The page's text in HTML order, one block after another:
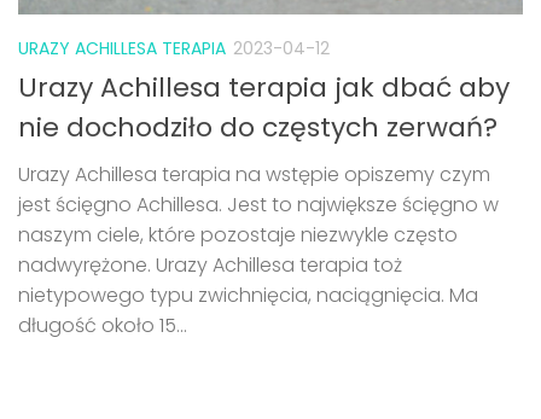
URAZY ACHILLESA TERAPIA 2023-04-12
Urazy Achillesa terapia jak dbać aby
nie dochodziło do częstych zerwań?
Urazy Achillesa terapia na wstępie opiszemy czym
jest ścięgno Achillesa. Jest to największe ścięgno w
naszym ciele, które pozostaje niezwykle często
nadwyrężone. Urazy Achillesa terapia toż
nietypowego typu zwichnięcia, naciągnięcia. Ma
długość około 15...